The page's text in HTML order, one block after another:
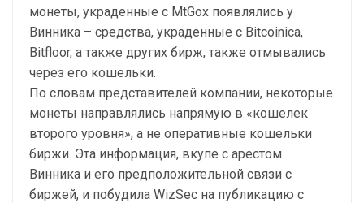
монеты, украденные с MtGox появлялись у
Винника – средства, украденные с Bitcoinica,
Bitfloor, а также других бирж, также отмывались
через его кошельки.
По словам представителей компании, некоторые
монеты направлялись напрямую в «кошелек
второго уровня», а не оперативные кошельки
биржи. Эта информация, вкупе с арестом
Винника и его предположительной связи с
биржей, и побудила WizSec на публикацию с